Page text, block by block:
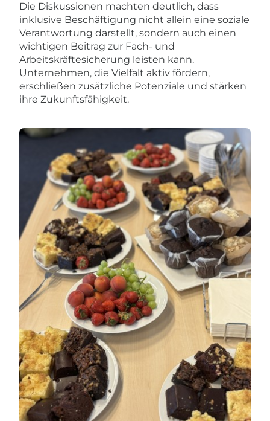
Die Diskussionen machten deutlich, dass
inklusive Beschäftigung nicht allein eine soziale
Verantwortung darstellt, sondern auch einen
wichtigen Beitrag zur Fach- und
Arbeitskräftesicherung leisten kann.
Unternehmen, die Vielfalt aktiv fördern,
erschließen zusätzliche Potenziale und stärken
ihre Zukunftsfähigkeit.